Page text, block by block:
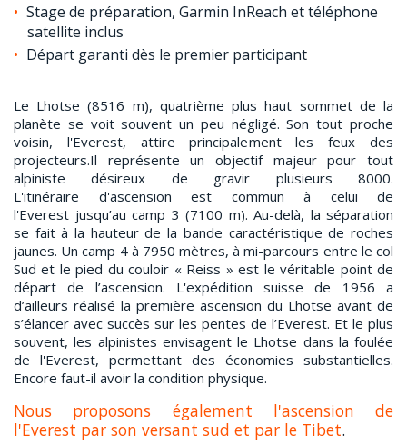
Stage de préparation, Garmin InReach et téléphone
satellite inclus
Départ garanti dès le premier participant
Le Lhotse (8516 m), quatrième plus haut sommet de la
planète se voit souvent un peu négligé. Son tout proche
voisin, l'Everest, attire principalement les feux des
projecteurs.Il représente un objectif majeur pour tout
alpiniste désireux de gravir plusieurs 8000.
L'itinéraire d'ascension est commun à celui de
l'Everest jusqu’au camp 3 (7100 m). Au-delà, la séparation
se fait à la hauteur de la bande caractéristique de roches
jaunes. Un camp 4 à 7950 mètres, à mi-parcours entre le col
Sud et le pied du couloir « Reiss » est le véritable point de
départ de l’ascension. L'expédition suisse de 1956 a
d’ailleurs réalisé la première ascension du Lhotse avant de
s’élancer avec succès sur les pentes de l’Everest. Et le plus
souvent, les alpinistes envisagent le Lhotse dans la foulée
de l'Everest, permettant des économies substantielles.
Encore faut-il avoir la condition physique.
Nous proposons également l'ascension de
l'Everest par son versant sud et par le Tibet.